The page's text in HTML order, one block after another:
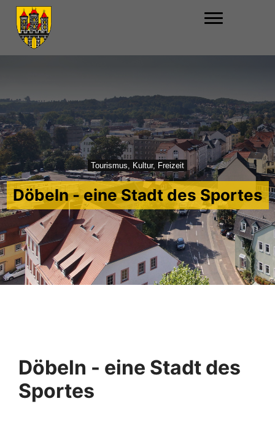
Tourismus, Kultur, Freizeit
Döbeln - eine Stadt des Sportes
Döbeln - eine Stadt des
Sportes